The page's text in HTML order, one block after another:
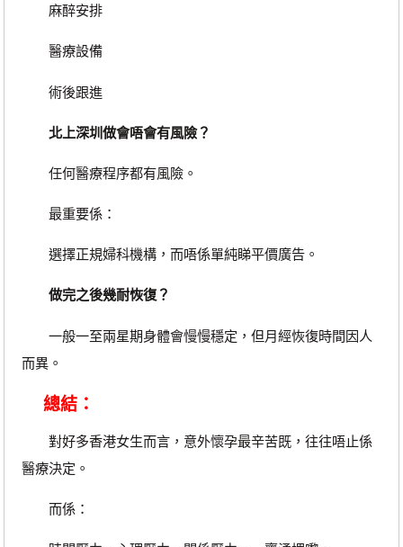
麻醉安排
醫療設備
術後跟進
北上深圳做會唔會有風險？
任何醫療程序都有風險。
最重要係：
選擇正規婦科機構，而唔係單純睇平價廣告。
做完之後幾耐恢復？
一般一至兩星期身體會慢慢穩定，但月經恢復時間因人
而異。
總結：
對好多香港女生而言，意外懷孕最辛苦既，往往唔止係
醫療決定。
而係：